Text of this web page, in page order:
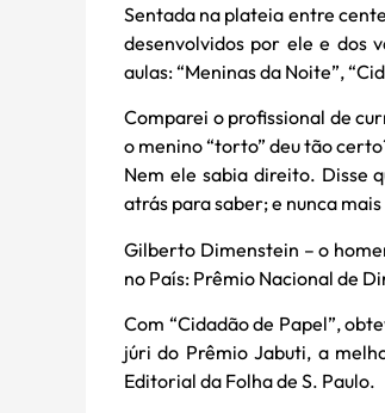
Sentada na plateia entre
desenvolvidos por ele e dos
aulas: “Meninas da Noite”,
Comparei o profissional de
o menino “torto” deu tão
Nem ele sabia direito. Disse
atrás para saber; e nunca
Gilberto Dimenstein – o
no País: Prêmio Nacional de
Com “Cidadão de Papel”,
júri do Prêmio Jabuti, a
Editorial da Folha de S. Paulo.